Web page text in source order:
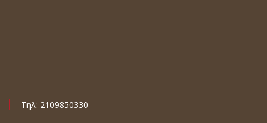
Τηλ: 2109850330